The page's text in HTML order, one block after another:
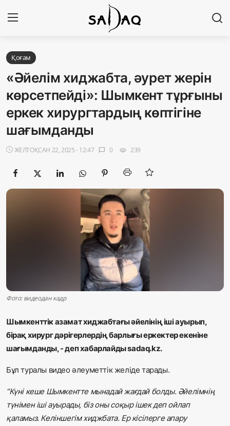
Редакциялық байланыстар
Материалдарды қолдану тәртібі
Sadaq TV
Спорт
Журналистік зерттеу
Қазақ тілі
Қоғам
«Әйелім хиджабта, әурет жерін
көрсетпейді»: Шымкент тұрғыны
еркек хирургтардың көптігіне
шағымданды
ЖЕЛТОҚСАН 22, 2025 - 12:47 chat_bubble 0 visibility 239
Фото: видеодан кадр
Шымкенттік азамат хиджабтағы әйелінің іші ауырып,
бірақ хирург дәрігерлердің барлығы еркектер екеніне
шағымданды, - деп хабарлайды sadaq.kz.
Бұл туралы видео әлеуметтік желіде тарады.
”Күні кеше Шымкентте мынадай жағдай болды. Әйелімнің
түнімен іші ауырады, біз оны соқыр ішек деп ойлап
қаламыз. Келіншегім хиджбата. Ер кісілерге апару